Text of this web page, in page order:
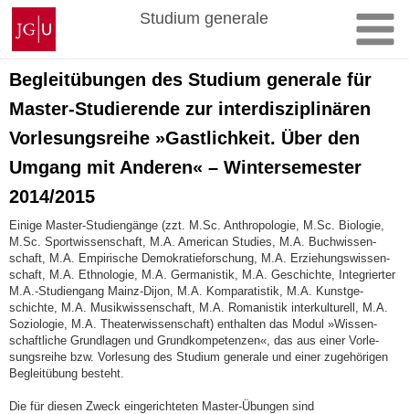
Zum
Inhalt
springen
Johannes
Gutenberg-
Universität
Mainz
Studium generale
Begleitübungen des Studium generale für
Master-Studierende zur interdisziplinären
Vorlesungsreihe »Gastlichkeit. Über den
Umgang mit Anderen« – Wintersemester
2014/2015
Einige Master-Studiengänge (zzt. M.Sc. An­thro­pologie, M.Sc. Biologie,
M.Sc. Sportwissenschaft, M.A. American Studies, M.A. Buchwissen­
schaft, M.A. Empirische Demo­kra­tie­forschung, M.A. Erziehungswissen­
schaft, M.A. Ethno­logie, M.A. Germanistik, M.A. Ge­schichte, Integrierter
M.A.-Studiengang Mainz-Dijon, M.A. Kom­pa­ratistik, M.A. Kunstge­
schichte, M.A. Musik­wissenschaft, M.A. Roma­nistik interkultu­rell, M.A.
Soziologie, M.A. Thea­terwissenschaft) ent­hal­ten das Modul »Wissen­
schaft­liche Grund­lagen und Grund­kom­peten­zen«, das aus einer Vor­le­
sungsreihe bzw. Vor­le­sung des Studium ge­ne­ra­le und einer zuge­hörigen
Begleitübung be­steht.
Die für diesen Zweck eingerichteten Master-Übun­gen sind